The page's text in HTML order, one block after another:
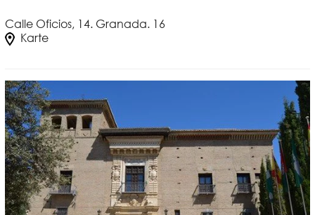
Calle Oficios, 14. Granada. 16
Karte